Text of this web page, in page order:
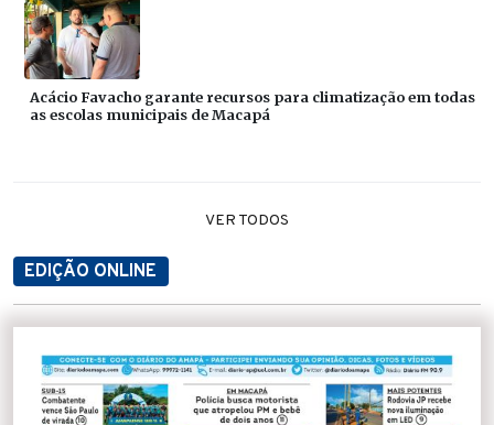
Acácio Favacho garante recursos para climatização em todas
as escolas municipais de Macapá
VER TODOS
EDIÇÃO ONLINE